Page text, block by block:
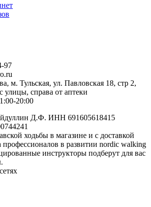
97
м. Тульская, ул. Павловская 18, стр 2,
улицы, справа от аптеки
20:00
Д.Ф. ИНН 691605618415
ходьбы в магазине и с доставкой
в развитии nordic walking
инструкторы подберут для вас